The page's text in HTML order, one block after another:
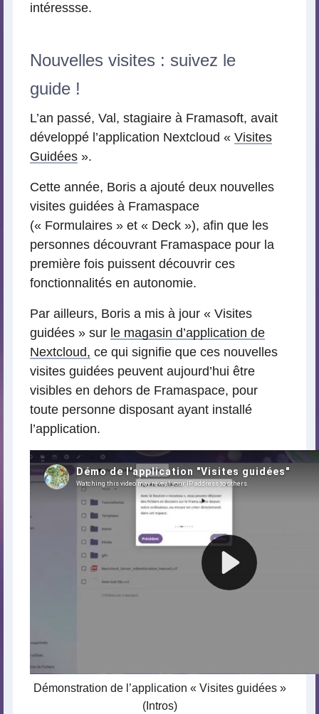
intéressse.
Nouvelles visites : suivez le
guide !
L’an passé, Val, stagiaire à Framasoft, avait
développé l’application Nextcloud « Visites
Guidées ».
Cette année, Boris a ajouté deux nouvelles
visites guidées à Framaspace
(« Formulaires » et « Deck »), afin que les
personnes découvrant Framaspace pour la
première fois puissent découvrir ces
fonctionnalités en autonomie.
Par ailleurs, Boris a mis à jour « Visites
guidées » sur le magasin d’application de
Nextcloud, ce qui signifie que ces nouvelles
visites guidées peuvent aujourd’hui être
visibles en dehors de Framaspace, pour
toute personne disposant ayant installé
l’application.
Démonstration de l’application « Visites guidées »
(Intros)